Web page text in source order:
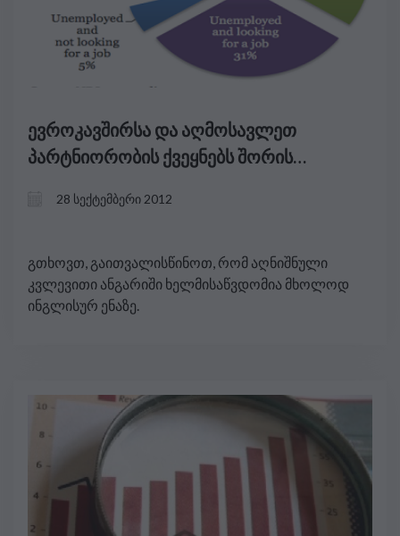
ევროკავშირსა და აღმოსავლეთ
პარტნიორობის ქვეყნებს შორის
სარგებელი
28 სექტემბერი 2012
გთხოვთ, გაითვალისწინოთ, რომ აღნიშნული
კვლევითი ანგარიში ხელმისაწვდომია მხოლოდ
ინგლისურ ენაზე.